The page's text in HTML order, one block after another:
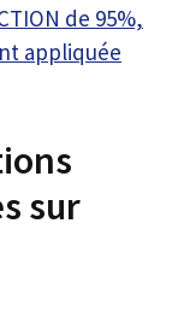
de 95%,
appliquée
sur